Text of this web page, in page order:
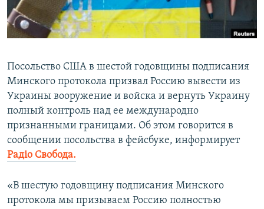
ПОБЕДИТЕЛЕЙ НЕ СУДЯТ?
КРЫМ.НЕПОКОРЕННЫЙ
ПРИСОЕДИНЯЙТЕСЬ!
Все сайты RFE/RL
Посольство США в шестой годовщины подписания
Минского протокола призвал Россию вывести из
Украины вооружение и войска и вернуть Украину
полный контроль над ее международно
признанными границами. Об этом говорится в
сообщении посольства в фейсбуке, информирует
Радіо Свобода.
«В шестую годовщину подписания Минского
протокола мы призываем Россию полностью